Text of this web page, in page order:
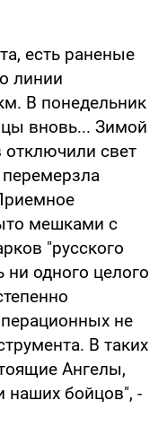
есть раненые
линии
В понедельник
вновь... Зимой
отключили свет
мешками с
"русского
ни одного целого
не
В таких
Ангелы,
наших бойцов", -